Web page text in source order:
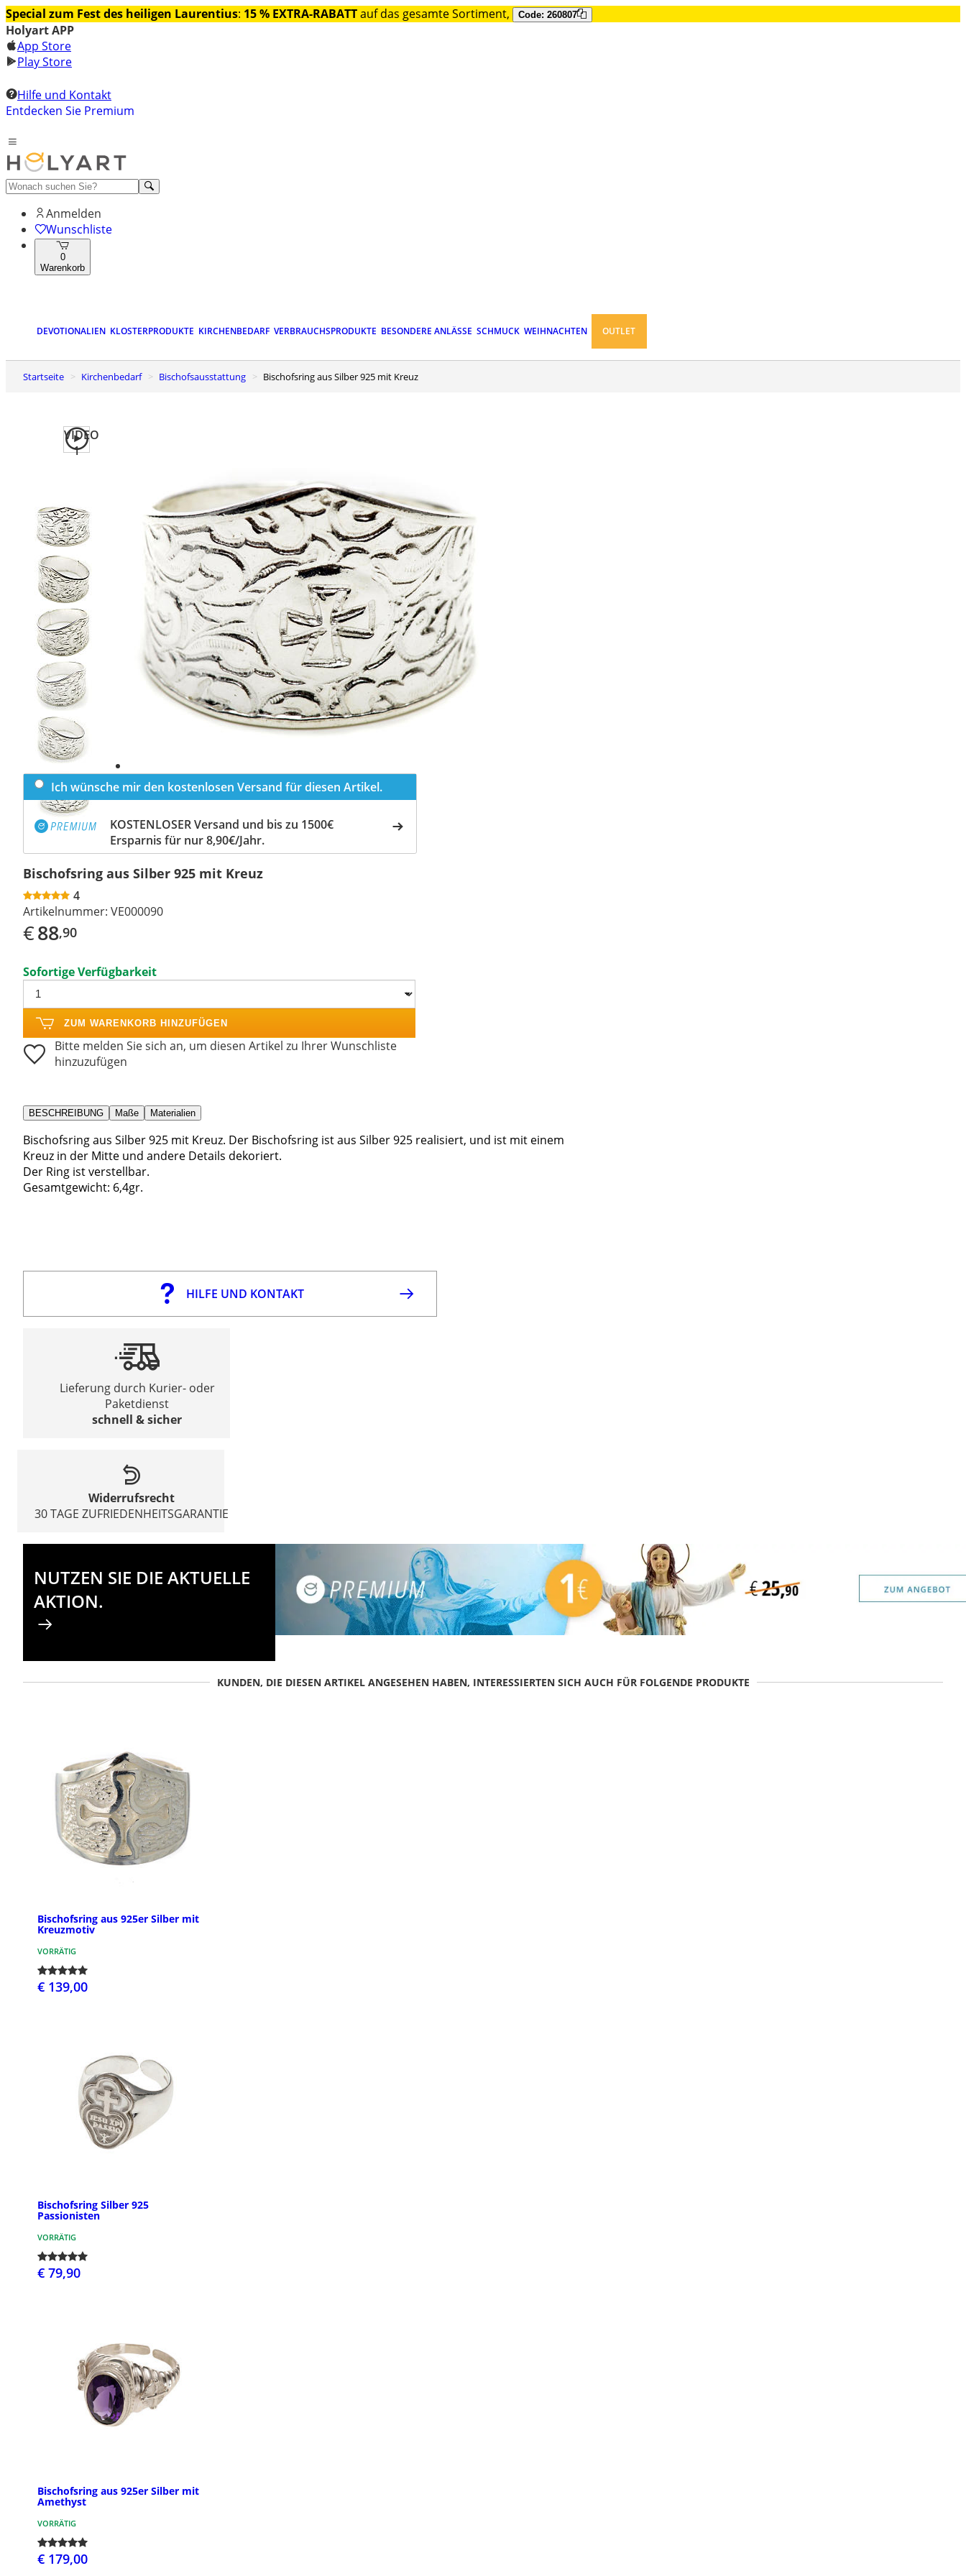
Special zum Fest des heiligen Laurentius: 15 % EXTRA-RABATTauf das gesamte Sortiment, Code: 260807
Holyart APP
App Store
Play Store
Hilfe und Kontakt
Entdecken Sie Premium
Anmelden
Wunschliste
0
Warenkorb
DEVOTIONALIEN KLOSTERPRODUKTE KIRCHENBEDARF VERBRAUCHSPRODUKTE BESONDERE ANLÄSSE SCHMUCK WEIHNACHTEN OUTLET
Startseite Kirchenbedarf Bischofsausstattung Bischofsring aus Silber 925 mit Kreuz
VIDEO
1
Previous
slide
Next
slide
Ich wünsche mir den kostenlosen Versand für diesen Artikel.
KOSTENLOSER Versand und bis zu 1500€
Ersparnis für nur 8,90€/Jahr.
Bischofsring aus Silber 925 mit Kreuz
4
Artikelnummer: VE000090
€88,90
Sofortige Verfügbarkeit
ZUM WARENKORB HINZUFÜGEN
Bitte melden Sie sich an, um diesen Artikel zu Ihrer Wunschliste
hinzuzufügen
BESCHREIBUNG Maße Materialien
Bischofsring aus Silber 925 mit Kreuz. Der Bischofsring ist aus Silber 925 realisiert, und ist mit einem
Kreuz in der Mitte und andere Details dekoriert.
Der Ring ist verstellbar.
Gesamtgewicht: 6,4gr.
HILFE UND KONTAKT
Lieferung durch Kurier- oder
Paketdienst
schnell & sicher
Widerrufsrecht
30 TAGE ZUFRIEDENHEITSGARANTIE
NUTZEN SIE DIE AKTUELLE
AKTION.
KUNDEN, DIE DIESEN ARTIKEL ANGESEHEN HABEN, INTERESSIERTEN SICH AUCH FÜR FOLGENDE PRODUKTE
Bischofsring aus 925er Silber mit
Kreuzmotiv
VORRÄTIG
€ 139,00
Bischofsring Silber 925
Passionisten
VORRÄTIG
€ 79,90
Bischofsring aus 925er Silber mit
Amethyst
VORRÄTIG
€ 179,00